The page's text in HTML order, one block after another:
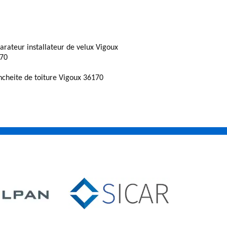
installateur de velux Vigoux
de toiture Vigoux 36170